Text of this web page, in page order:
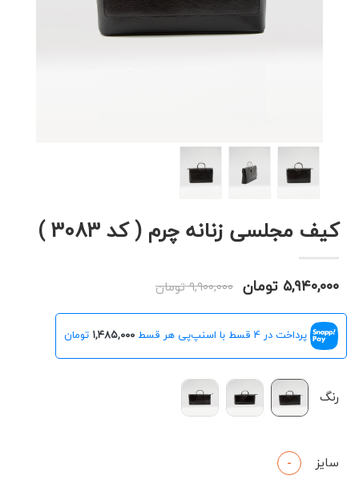
کیف مجلسی زنانه چرم ( کد 3083 )
۵,۹۴۰,۰۰۰ تومان ۹,۹۰۰,۰۰۰ تومان
پرداخت در 4 قسط با اسنپ‌پی هر قسط ۱,۴۸۵,۰۰۰ تومان
رنگ
سایز -